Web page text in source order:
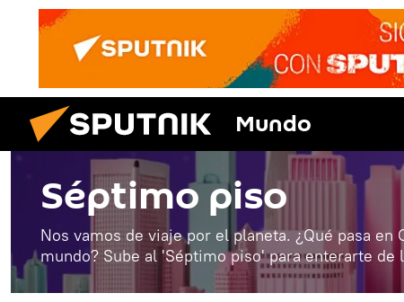
Mundo
Séptimo piso
Nos vamos de viaje por el planeta. ¿Qué pasa en
mundo? Sube al 'Séptimo piso' para enterarte